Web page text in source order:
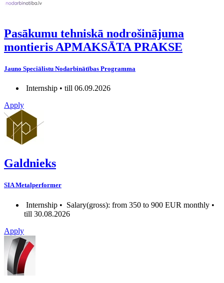
Pasākumu tehniskā nodrošinājuma
montieris APMAKSĀTA PRAKSE
Jauno Speciālistu Nodarbinātības Programma
Internship • till 06.09.2026
Apply
Galdnieks
SIA Metalperformer
Internship • Salary(gross): from 350 to 900 EUR monthly •
till 30.08.2026
Apply